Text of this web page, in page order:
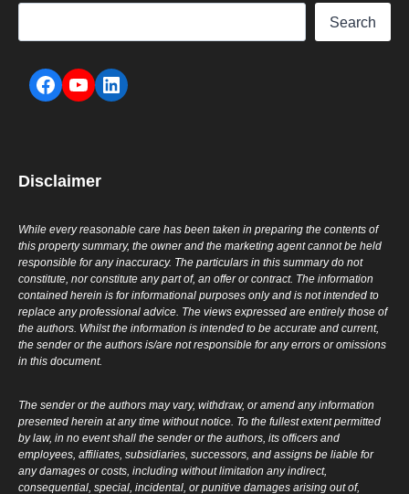
Search
Disclaimer
While every reasonable care has been taken in preparing the contents of
this property summary, the owner and the marketing agent cannot be held
responsible for any inaccuracy. The particulars in this summary do not
constitute, nor constitute any part of, an offer or contract. The information
contained herein is for informational purposes only and is not intended to
replace any professional advice. The views expressed are entirely those of
the authors. Whilst the information is intended to be accurate and current,
the sender or the authors is/are not responsible for any errors or omissions
in this document.
The sender or the authors may vary, withdraw, or amend any information
presented herein at any time without notice. To the fullest extent permitted
by law, in no event shall the sender or the authors, its officers and
employees, affiliates, subsidiaries, successors, and assigns be liable for
any damages or costs, including without limitation any indirect,
consequential, special, incidental, or punitive damages arising out of,